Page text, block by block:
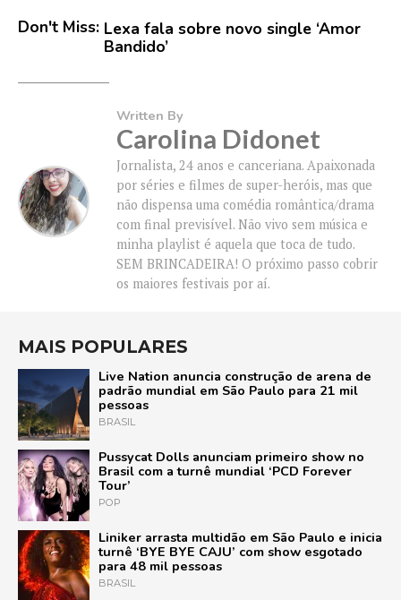
Don't Miss: Lexa fala sobre novo single ‘Amor
Bandido’
Written By
Carolina Didonet
Jornalista, 24 anos e canceriana. Apaixonada
por séries e filmes de super-heróis, mas que
não dispensa uma comédia romântica/drama
com final previsível. Não vivo sem música e
minha playlist é aquela que toca de tudo.
SEM BRINCADEIRA! O próximo passo cobrir
os maiores festivais por aí.
MAIS POPULARES
Live Nation anuncia construção de arena de
padrão mundial em São Paulo para 21 mil
pessoas
BRASIL
Pussycat Dolls anunciam primeiro show no
Brasil com a turnê mundial ‘PCD Forever
Tour’
POP
Liniker arrasta multidão em São Paulo e inicia
turnê ‘BYE BYE CAJU’ com show esgotado
para 48 mil pessoas
BRASIL